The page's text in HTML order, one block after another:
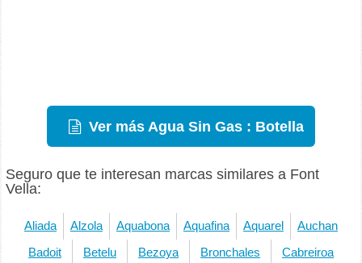
Ver más Agua Sin Gas : Botella
Seguro que te interesan marcas similares a Font
Vella:
Aliada Alzola Aquabona Aquafina Aquarel Auchan
Badoit Betelu Bezoya Bronchales Cabreiroa